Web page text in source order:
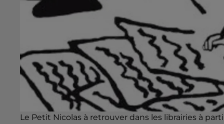
Le Petit Nicolas à retrouver dans les librairies à